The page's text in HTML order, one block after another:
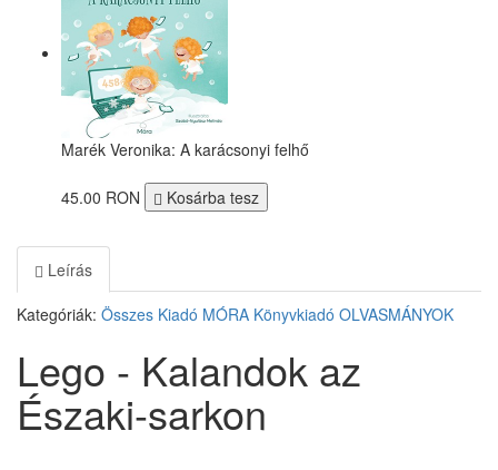
Marék Veronika: A karácsonyi felhő
45.00 RON Kosárba tesz
Leírás
Kategóriák: Összes Kiadó MÓRA Könyvkiadó OLVASMÁNYOK
Lego - Kalandok az
Északi-sarkon